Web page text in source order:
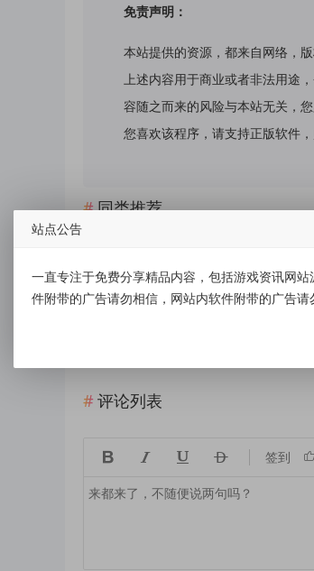
免责声明：
本站提供的资源，都来自网络，
上述内容用于商业或者非法用途
容随之而来的风险与本站无关，
您喜欢该程序，请支持正版软件
同类推荐
支付宝大额红包码恢复了基本上都是
评论列表
    签到
站点公告
一直专注于免费分享精品内容，包括游戏资讯网
件附带的广告请勿相信，网站内软件附带的广告